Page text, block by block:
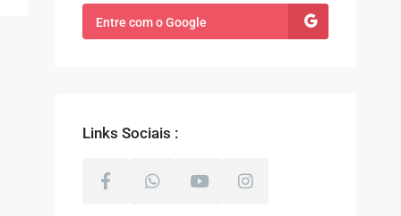
Entre com o Google
Links Sociais :
Terreno com 8.000m²
à Venda em Coti...